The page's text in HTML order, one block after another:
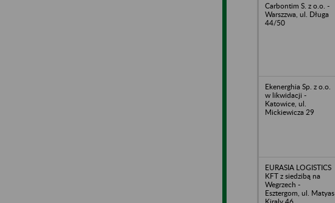
Carbontim S. z o.o. -
Warszzwa, ul. Długa
44/50
Ekenerghia Sp. z o.o.
w likwidacji -
Katowice, ul.
Mickiewicza 29
EURASIA LOGISTICS
KFT z siedzibą na
Wegrzech -
Esztergom, ul. Matyas